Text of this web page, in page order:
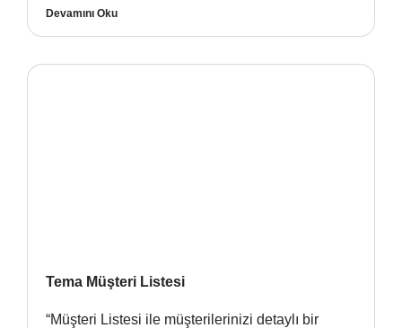
Devamını Oku
Tema Müşteri Listesi
“Müşteri Listesi ile müşterilerinizi detaylı bir